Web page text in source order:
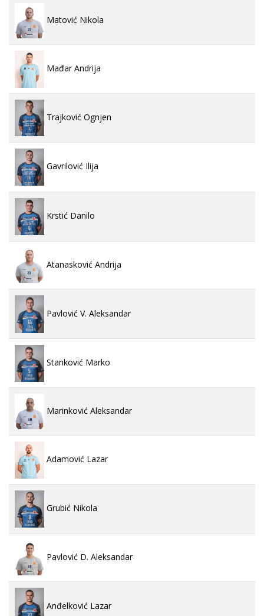
Matović Nikola
Mađar Andrija
Trajković Ognjen
Gavrilović Ilija
Krstić Danilo
Atanasković Andrija
Pavlović V. Aleksandar
Stanković Marko
Marinković Aleksandar
Adamović Lazar
Grubić Nikola
Pavlović D. Aleksandar
Anđelković Lazar